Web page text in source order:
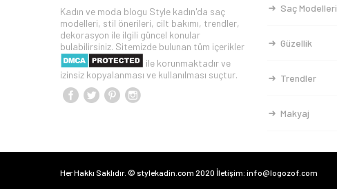
Kadın ve moda blogu Style kadın'da saç
modelleri, stil önerileri, cilt bakımı, trendler,
dekorasyon ile ilgili güncel konular
bulabilirsiniz. Sitemizde bulunan tüm içerikler
ile korunmaktadır ve
izinsiz kopyalanması ve kullanılması suçtur.
Saç Modelleri
Güzellik
Trendler
Makyaj
Her Hakkı Saklıdır. © stylekadin.com 2020 İletişim: info@logozof.com